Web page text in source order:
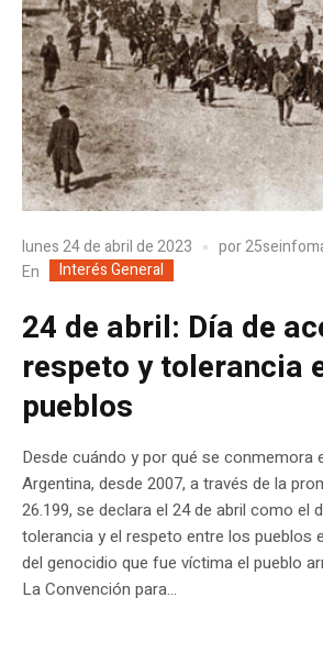
lunes 24 de abril de 2023 por
En
Interés General
24 de abril: Día de
respeto y tolerancia
pueblos
Desde cuándo y por qué se conmemora
Argentina, desde 2007, a través de la
26.199, se declara el 24 de abril como el
tolerancia y el respeto entre los pueblos
del genocidio que fue víctima el pueblo
La Convención para...